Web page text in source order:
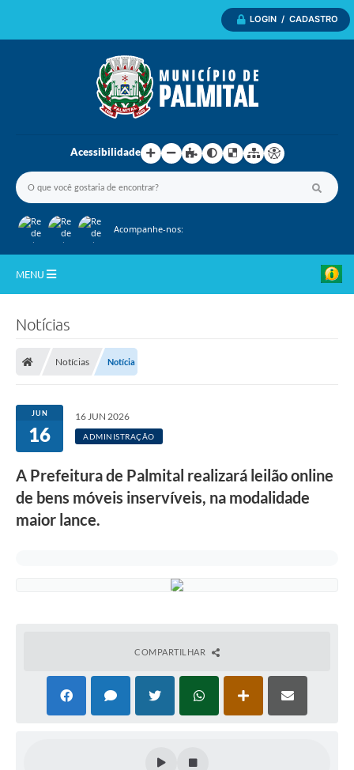
LOGIN / CADASTRO
Acessibilidade
Acompanhe-nos:
MENU
Departamentos
Câmara Municipal
Notícias
Notícias Notícia
JUN
16
16 JUN 2026
ADMINISTRAÇÃO
A Prefeitura de Palmital realizará leilão online
de bens móveis inservíveis, na modalidade
maior lance.
COMPARTILHAR